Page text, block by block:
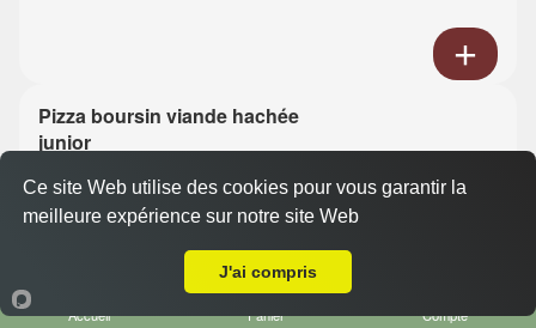
Pizza boursin viande hachée
junior
7.50 €
Base crème fraiche, fromage, viande hachée, boursin
Accueil Panier Compte
Ce site Web utilise des cookies pour vous garantir la
meilleure expérience sur notre site Web
J'ai compris